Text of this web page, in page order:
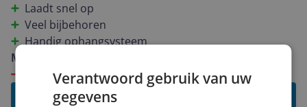
Laadt snel op
Veel bijbehoren
Handig ophangsysteem
Minpunten
Apart handgedeelte ietsje zwaar
Lees alle reviews
Verantwoord gebruik van uw
gegevens